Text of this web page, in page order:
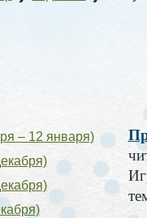
– 12 января)